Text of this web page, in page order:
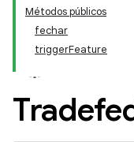
Métodos públicos
fechar
triggerFeature